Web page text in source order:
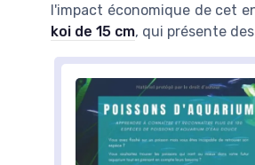
l'impact économique de cet
koi de 15 cm, qui présente